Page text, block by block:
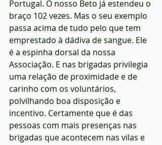
Portugal. O nosso Beto já estendeu o
braço 102 vezes. Mas o seu exemplo
passa acima de tudo pelo que tem
emprestado à dádiva de sangue. Ele
é a espinha dorsal da nossa
Associação. E nas brigadas privilegia
uma relação de proximidade e de
carinho com os voluntários,
polvilhando boa disposição e
incentivo. Certamente que é das
pessoas com mais presenças nas
brigadas que acontecem nas vilas e